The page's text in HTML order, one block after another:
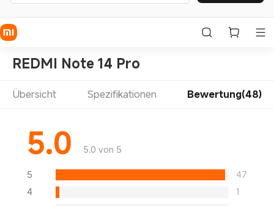
REDMI Note 14 Pro
Übersicht Spezifikationen Bewertung(48)
5.0 5.0 von 5
5
47
4
1